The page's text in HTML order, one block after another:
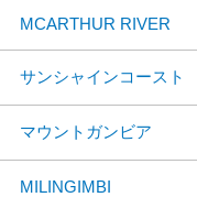
MCARTHUR RIVER
サンシャインコースト
マウントガンビア
MILINGIMBI